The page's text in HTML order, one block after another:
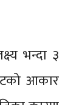
भन्दा ३
आकार